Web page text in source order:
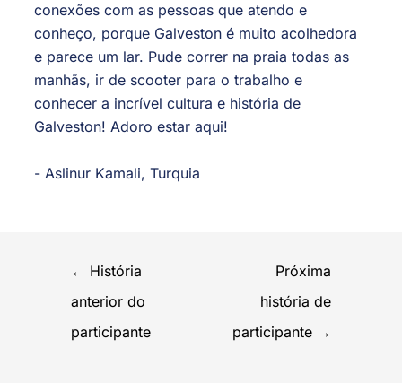
conexões com as pessoas que atendo e
conheço, porque Galveston é muito acolhedora
e parece um lar. Pude correr na praia todas as
manhãs, ir de scooter para o trabalho e
conhecer a incrível cultura e história de
Galveston! Adoro estar aqui!
- Aslinur Kamali, Turquia
← História
anterior do
participante
Próxima
história de
participante →